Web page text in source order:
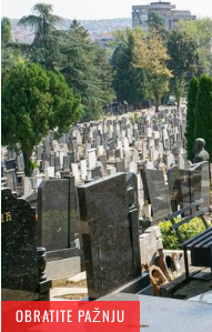
OBRATITE PAŽNJU